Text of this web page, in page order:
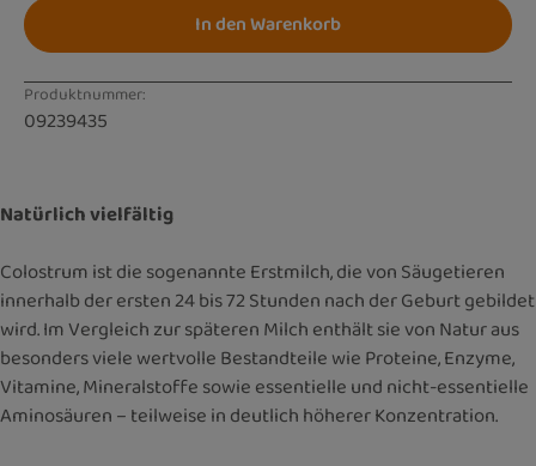
In den Warenkorb
Produktnummer:
09239435
Natürlich vielfältig
Colostrum ist die sogenannte Erstmilch, die von Säugetieren
innerhalb der ersten 24 bis 72 Stunden nach der Geburt gebildet
wird. Im Vergleich zur späteren Milch enthält sie von Natur aus
besonders viele wertvolle Bestandteile wie Proteine, Enzyme,
Vitamine, Mineralstoffe sowie essentielle und nicht-essentielle
Aminosäuren – teilweise in deutlich höherer Konzentration.